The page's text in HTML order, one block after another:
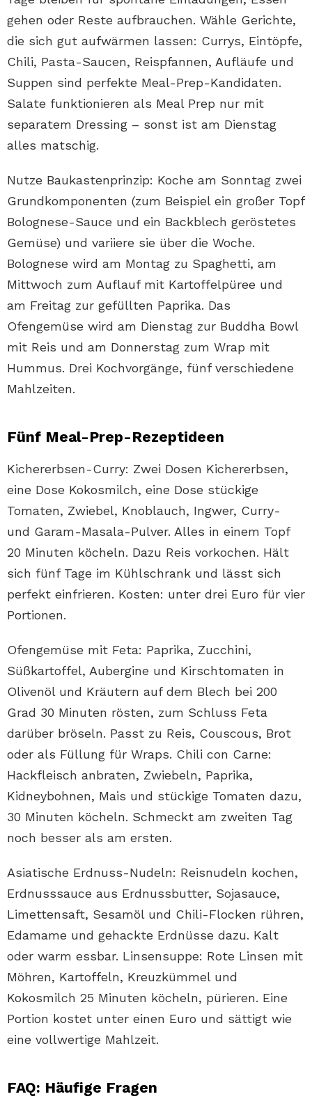
gehen oder Reste aufbrauchen. Wähle Gerichte,
die sich gut aufwärmen lassen: Currys, Eintöpfe,
Chili, Pasta-Saucen, Reispfannen, Aufläufe und
Suppen sind perfekte Meal-Prep-Kandidaten.
Salate funktionieren als Meal Prep nur mit
separatem Dressing – sonst ist am Dienstag
alles matschig.
Nutze Baukastenprinzip: Koche am Sonntag zwei
Grundkomponenten (zum Beispiel ein großer Topf
Bolognese-Sauce und ein Backblech geröstetes
Gemüse) und variiere sie über die Woche.
Bolognese wird am Montag zu Spaghetti, am
Mittwoch zum Auflauf mit Kartoffelpüree und
am Freitag zur gefüllten Paprika. Das
Ofengemüse wird am Dienstag zur Buddha Bowl
mit Reis und am Donnerstag zum Wrap mit
Hummus. Drei Kochvorgänge, fünf verschiedene
Mahlzeiten.
Fünf Meal-Prep-Rezeptideen
Kichererbsen-Curry: Zwei Dosen Kichererbsen,
eine Dose Kokosmilch, eine Dose stückige
Tomaten, Zwiebel, Knoblauch, Ingwer, Curry-
und Garam-Masala-Pulver. Alles in einem Topf
20 Minuten köcheln. Dazu Reis vorkochen. Hält
sich fünf Tage im Kühlschrank und lässt sich
perfekt einfrieren. Kosten: unter drei Euro für vier
Portionen.
Ofengemüse mit Feta: Paprika, Zucchini,
Süßkartoffel, Aubergine und Kirschtomaten in
Olivenöl und Kräutern auf dem Blech bei 200
Grad 30 Minuten rösten, zum Schluss Feta
darüber bröseln. Passt zu Reis, Couscous, Brot
oder als Füllung für Wraps. Chili con Carne:
Hackfleisch anbraten, Zwiebeln, Paprika,
Kidneybohnen, Mais und stückige Tomaten dazu,
30 Minuten köcheln. Schmeckt am zweiten Tag
noch besser als am ersten.
Asiatische Erdnuss-Nudeln: Reisnudeln kochen,
Erdnusssauce aus Erdnussbutter, Sojasauce,
Limettensaft, Sesamöl und Chili-Flocken rühren,
Edamame und gehackte Erdnüsse dazu. Kalt
oder warm essbar. Linsensuppe: Rote Linsen mit
Möhren, Kartoffeln, Kreuzkümmel und
Kokosmilch 25 Minuten köcheln, pürieren. Eine
Portion kostet unter einen Euro und sättigt wie
eine vollwertige Mahlzeit.
FAQ: Häufige Fragen